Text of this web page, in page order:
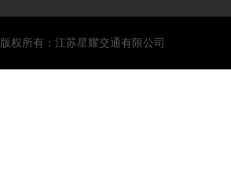
版权所有：江苏星耀交通有限公司